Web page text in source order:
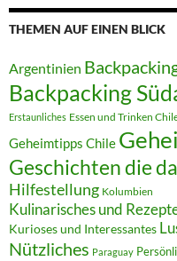
THEMEN AUF EINEN BLICK
Argentinien
Backpacking
Erstaunliches Essen und Trinken
Geheimtipps Chile
Geschichten die
Hilfestellung Kolumbien
Kulinarisches und
Kurioses und Interessantes
Nützliches Paraguay